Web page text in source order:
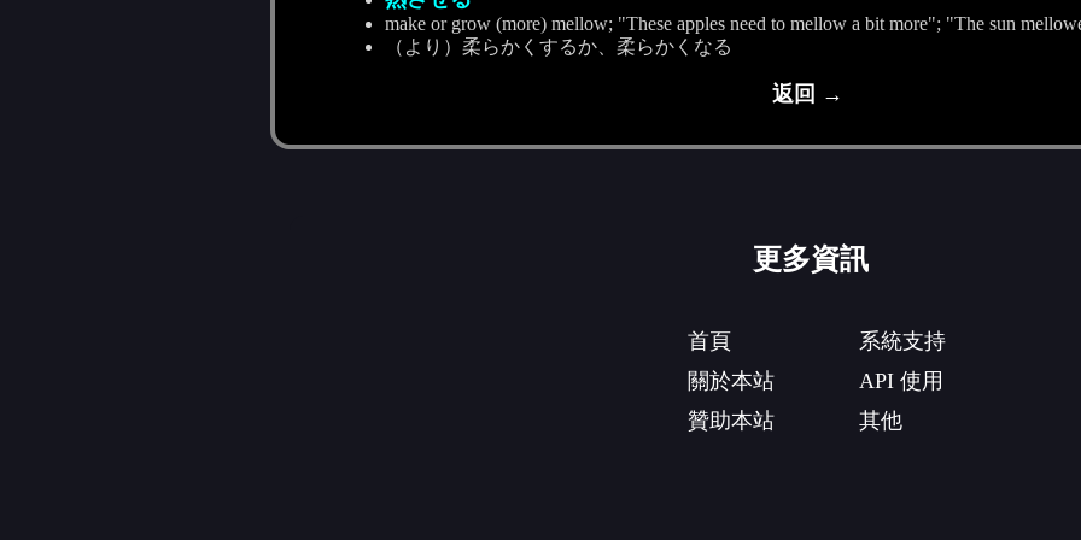
make or grow (more) mellow; "These apples need to mellow a bit more"; "The sun
（より）柔らかくするか、柔らかくなる
返回 →
更多資訊
首頁
關於本站
贊助本站
系統支持
API 使用
其他